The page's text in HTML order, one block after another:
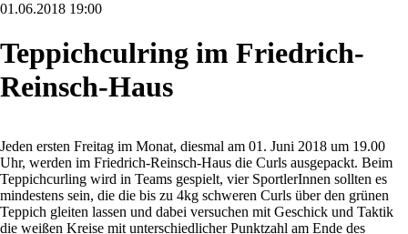
01.06.2018 19:00
Teppichculring im Friedrich-
Reinsch-Haus
Jeden ersten Freitag im Monat, diesmal am 01. Juni 2018 um 19.00
Uhr, werden im Friedrich-Reinsch-Haus die Curls ausgepackt. Beim
Teppichcurling wird in Teams gespielt, vier SportlerInnen sollten es
mindestens sein, die die bis zu 4kg schweren Curls über den grünen
Teppich gleiten lassen und dabei versuchen mit Geschick und Taktik
die weißen Kreise mit unterschiedlicher Punktzahl am Ende des